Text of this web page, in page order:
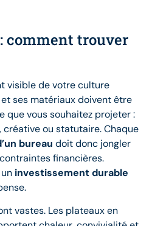
comment trouver
visible de votre culture
ses matériaux doivent être
que vous souhaitez projeter :
ou statutaire. Chaque
bureau doit donc jongler
financières.
investissement durable
vastes. Les plateaux en